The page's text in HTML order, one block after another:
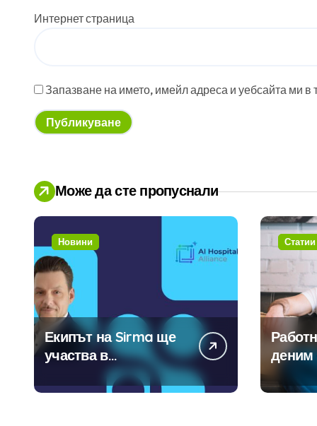
Интернет страница
Запазване на името, имейл адреса и уебсайта ми
Може да сте пропуснали
Новини
Екипът на Sirma ще
участва в
създаването на
международните
Статии
деним